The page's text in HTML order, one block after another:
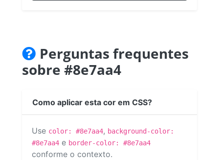
Perguntas frequentes
sobre #8e7aa4
Como aplicar esta cor em CSS?
Use color: #8e7aa4, background-color:
#8e7aa4 e border-color: #8e7aa4
conforme o contexto.